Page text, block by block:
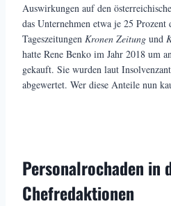
Auswirkungen auf den
das Unternehmen etwa je 25
Tageszeitungen Kronen Zeitung und
hatte Rene Benko im Jahr 2018 um
gekauft. Sie wurden laut
abgewertet. Wer diese Anteile nun
Personalrochaden in
Chefredaktionen